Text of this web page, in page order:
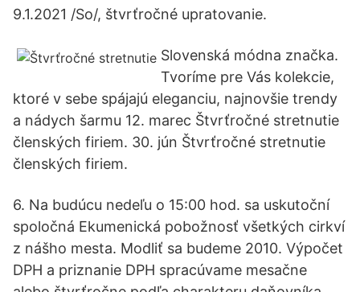
9.1.2021 /So/, štvrťročné upratovanie.
Slovenská módna značka.
Tvoríme pre Vás kolekcie,
ktoré v sebe spájajú eleganciu, najnovšie trendy
a nádych šarmu 12. marec Štvrťročné stretnutie
členských firiem. 30. jún Štvrťročné stretnutie
členských firiem.
6. Na budúcu nedeľu o 15:00 hod. sa uskutoční
spoločná Ekumenická pobožnosť všetkých cirkví
z nášho mesta. Modliť sa budeme 2010. Výpočet
DPH a priznanie DPH spracúvame mesačne